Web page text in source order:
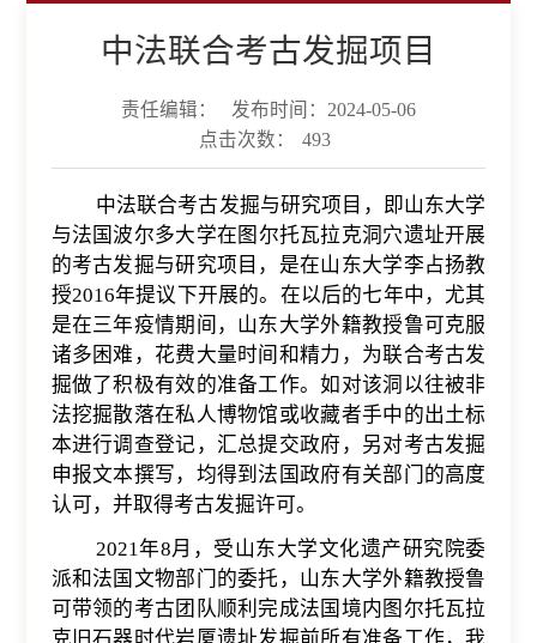
中法联合考古发掘项目
责任编辑：
发布时间：2024-05-06
点击次数：
493
中法联合考古发掘与研究项目，即山东大学
与法国波尔多大学在 图尔托瓦拉克洞穴遗址开展
的考古发掘与研究项目，是在山东大学李占扬教
授2016年提议下开展的。在以后的七年中，尤其
是在三年疫情期间，山东大学外籍教授鲁可克服
诸多困难，花费大量时间和精力，为联合考古发
掘做了积极有效的准备工作。如对该洞以往被非
法挖掘散落在私人博物馆或收藏者手中的出土标
本进行调查登记，汇总提交政府，另对考古发掘
申报文本撰写，均得到法国政府有关部门的高度
认可，并取得考古发掘许可。
2021年8月，受山东大学文化遗产研究院委
派和法国文物部门的委托，山东大学外籍教授鲁
可带领的考古团队顺利完成法国境内图尔托瓦拉